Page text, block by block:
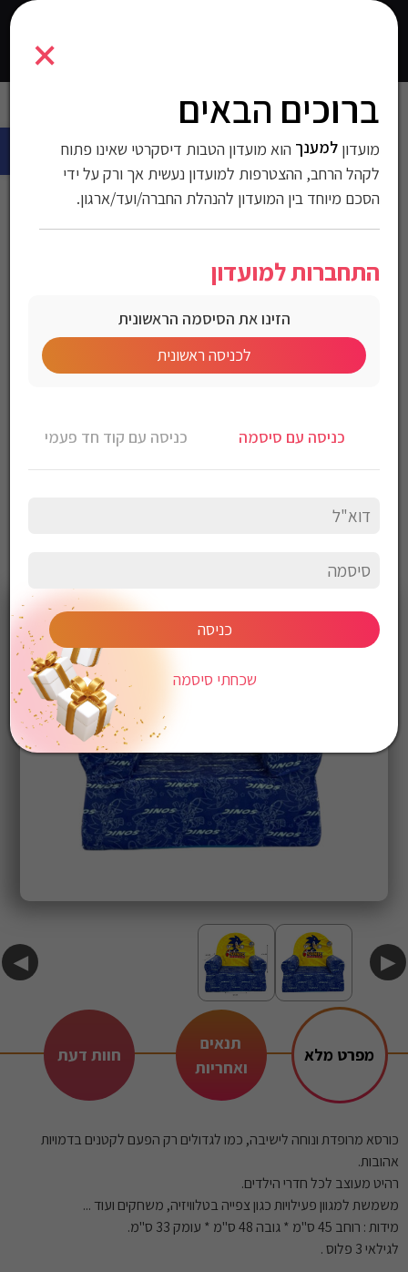
×
ברוכים הבאים
מועדוןלמענך הוא מועדון הטבות דיסקרטי שאינו פתוח
לקהל הרחב, ההצטרפות למועדון נעשית אך ורק על ידי
הסכם מיוחד בין המועדון להנהלת החברה/ועד/ארגון.
התחברות למועדון
הזינו את הסיסמה הראשונית
לכניסה ראשונית
כניסה עם סיסמה כניסה עם קוד חד פעמי
כניסה
שכחתי סיסמה
7291049224516
>ילדים > כורסא ממותגת לילדים דגם “סוניק”
כורסא ממותגת לילדים דגם
“סוניק”
מחיר לחברי מועדון
◀ ▶
מפרט מלא
תנאים
ואחריות
חוות דעת
כורסא מרופדת ונוחה לישיבה, כמו לגדולים רק הפעם לקטנים בדמויות
אהובות.
רהיט מעוצב לכל חדרי הילדים.
משמשת למגוון פעילויות כגון צפייה בטלוויזיה, משחקים ועוד ...
מידות : רוחב 45 ס"מ * גובה 48 ס"מ * עומק 33 ס"מ.
לגילאי 3 פלוס .